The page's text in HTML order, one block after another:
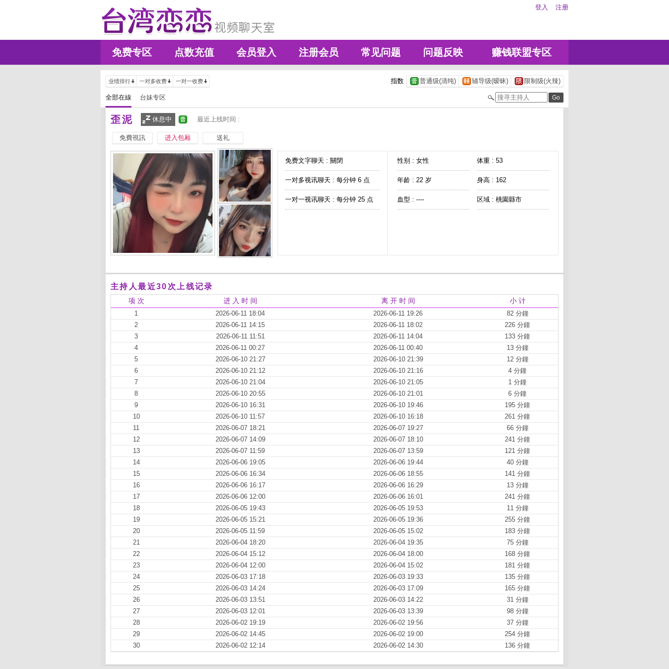
登入 注册
免费专区 点数充值 会员登入 注册会员 常见问题 问题反映 赚钱联盟专区
业绩排行 一对多收费 一对一收费 指数 普通级(清纯) 辅导级(暧昧) 限制级(火辣)
全部在線 台妹专区
歪泥 休息中 最近上线时间 :
免費視訊 进入包厢 送礼
免费文字聊天 : 關閉
一对多视讯聊天 : 每分钟 6 点
一对一视讯聊天 : 每分钟 25 点
性别 : 女性 体重 : 53
年龄 : 22 岁 身高 : 162
血型 : ---- 区域 : 桃園縣市
主持人最近30次上线记录
项 次 进 入 时 间 离 开 时 间 小 计
1 2026-06-11 18:04 2026-06-11 19:26
82 分鐘
2
2026-06-11 14:15 2026-06-11 18:02
226 分鐘
3
2026-06-11 11:51 2026-06-11 14:04
133 分鐘
4
2026-06-11 00:27 2026-06-11 00:40
13 分鐘
5
2026-06-10 21:27 2026-06-10 21:39
12 分鐘
6
2026-06-10 21:12 2026-06-10 21:16
4 分鐘
7
2026-06-10 21:04 2026-06-10 21:05
1 分鐘
8
2026-06-10 20:55 2026-06-10 21:01
6 分鐘
9
2026-06-10 16:31 2026-06-10 19:46
195 分鐘
10
2026-06-10 11:57 2026-06-10 16:18
261 分鐘
11
2026-06-07 18:21 2026-06-07 19:27
66 分鐘
12
2026-06-07 14:09 2026-06-07 18:10
241 分鐘
13
2026-06-07 11:59 2026-06-07 13:59
121 分鐘
14
2026-06-06 19:05 2026-06-06 19:44
40 分鐘
15
2026-06-06 16:34 2026-06-06 18:55
141 分鐘
16
2026-06-06 16:17 2026-06-06 16:29
13 分鐘
17
2026-06-06 12:00 2026-06-06 16:01
241 分鐘
18
2026-06-05 19:43 2026-06-05 19:53
11 分鐘
19
2026-06-05 15:21 2026-06-05 19:36
255 分鐘
20
2026-06-05 11:59 2026-06-05 15:02
183 分鐘
21
2026-06-04 18:20 2026-06-04 19:35
75 分鐘
22
2026-06-04 15:12 2026-06-04 18:00
168 分鐘
23
2026-06-04 12:00 2026-06-04 15:02
181 分鐘
24
2026-06-03 17:18 2026-06-03 19:33
135 分鐘
25
2026-06-03 14:24 2026-06-03 17:09
165 分鐘
26
2026-06-03 13:51 2026-06-03 14:22
31 分鐘
27
2026-06-03 12:01 2026-06-03 13:39
98 分鐘
28
2026-06-02 19:19 2026-06-02 19:56
37 分鐘
29
2026-06-02 14:45 2026-06-02 19:00
254 分鐘
30
2026-06-02 12:14 2026-06-02 14:30 136 分鐘